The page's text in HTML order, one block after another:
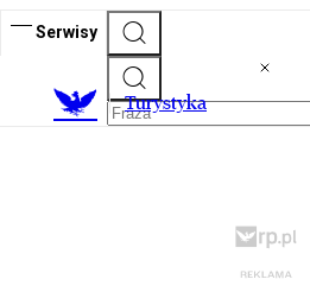
Serwisy
Turystyka